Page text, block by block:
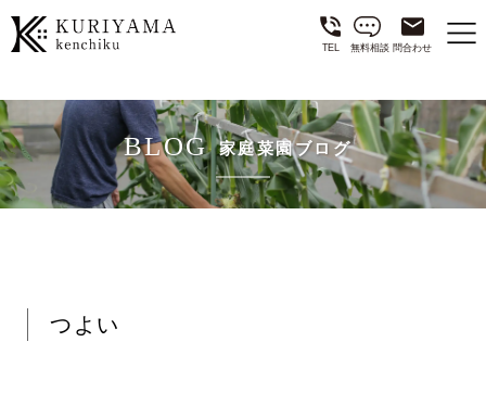
TEL 無料相談 問合わせ
BLOG 家庭菜園ブログ
つよい